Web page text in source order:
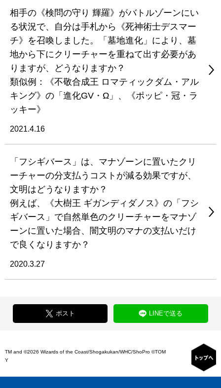
相手の《検問の守り 輝羅》がバトルゾーンにい
る状況で、自分は手札から《死神術士デスマー
チ》を召喚しました。「墓地進化」により、墓
地から下にクリーチャーを重ねて出す必要があ
りますが、どうなりますか？
類似例：《不敬合成王 ロマティックダム・アル
キング》の「進化GV・Ω」、《ポッピ・冠・ラ
ッキー》
2021.4.16
「フシギバース」は、マナゾーンに置いたクリ
ーチャーの分支払うコストが減る効果ですが、
文明はどうなりますか？
例えば、《大樹王 ギガンディダノス》の「フシ
ギバース」で自然単色のクリーチャーをマナゾ
ーンに置いた場合、闇文明のマナの支払いだけ
で良くなりますか？
2020.3.27
ポスト LINEで送る
TM and ©2026 Wizards of the Coast/Shogakukan/WHC/ShoPro ©TOM
Y